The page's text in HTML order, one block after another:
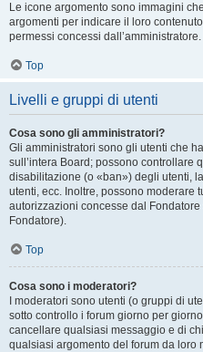
Le icone argomento sono immagini
argomenti per indicare il loro
permessi concessi dall’amministratore.
Top
Livelli e gruppi di utenti
Cosa sono gli amministratori?
Gli amministratori sono gli utenti che
sull’intera Board; possono controllare
disabilitazione (o «ban») degli utenti,
utenti, ecc. Inoltre, possono moderare
autorizzazioni concesse dal
Fondatore).
Top
Cosa sono i moderatori?
I moderatori sono utenti (o gruppi di
sotto controllo i forum giorno per
cancellare qualsiasi messaggio e di
qualsiasi argomento del forum da loro